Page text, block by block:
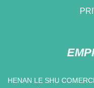
HENAN LE SHU